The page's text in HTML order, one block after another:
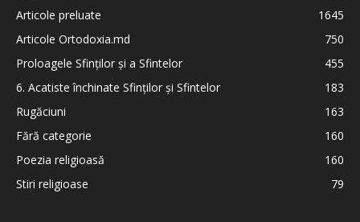
Articole preluate
1645
Articole Ortodoxia.md
750
Proloagele Sfinților și a Sfintelor
455
6. Acatiste închinate Sfinților și Sfintelor
183
Rugăciuni
163
Fără categorie
160
Poezia religioasă
160
Stiri religioase
79